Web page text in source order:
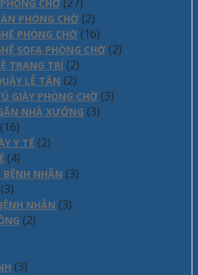
CHỜ
PHÒNG CHỜ (2)
PHÒNG CHỜ (16)
SOFA PHÒNG CHỜ (2)
TRANG TRÍ (2)
LỄ TÂN (2)
GIÀY PHÒNG CHỜ (3)
NHÀ XƯỞNG (3)
(16)
Y TẾ (2)
(4)
BỆNH NHÂN (3)
(3)
NHÂN (3)
(2)
(3)